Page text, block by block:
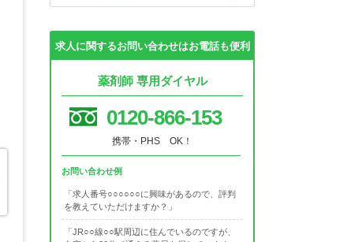
求人に関するお問い合わせはお電話も便利
薬剤師 専用ダイヤル
0120-866-153
携帯・PHS OK！
お問い合わせ例
「求人番号○○○○○○に興味があるので、評判
を教えていただけますか？」
「JR○○線○○駅周辺に住んでいるのですが、